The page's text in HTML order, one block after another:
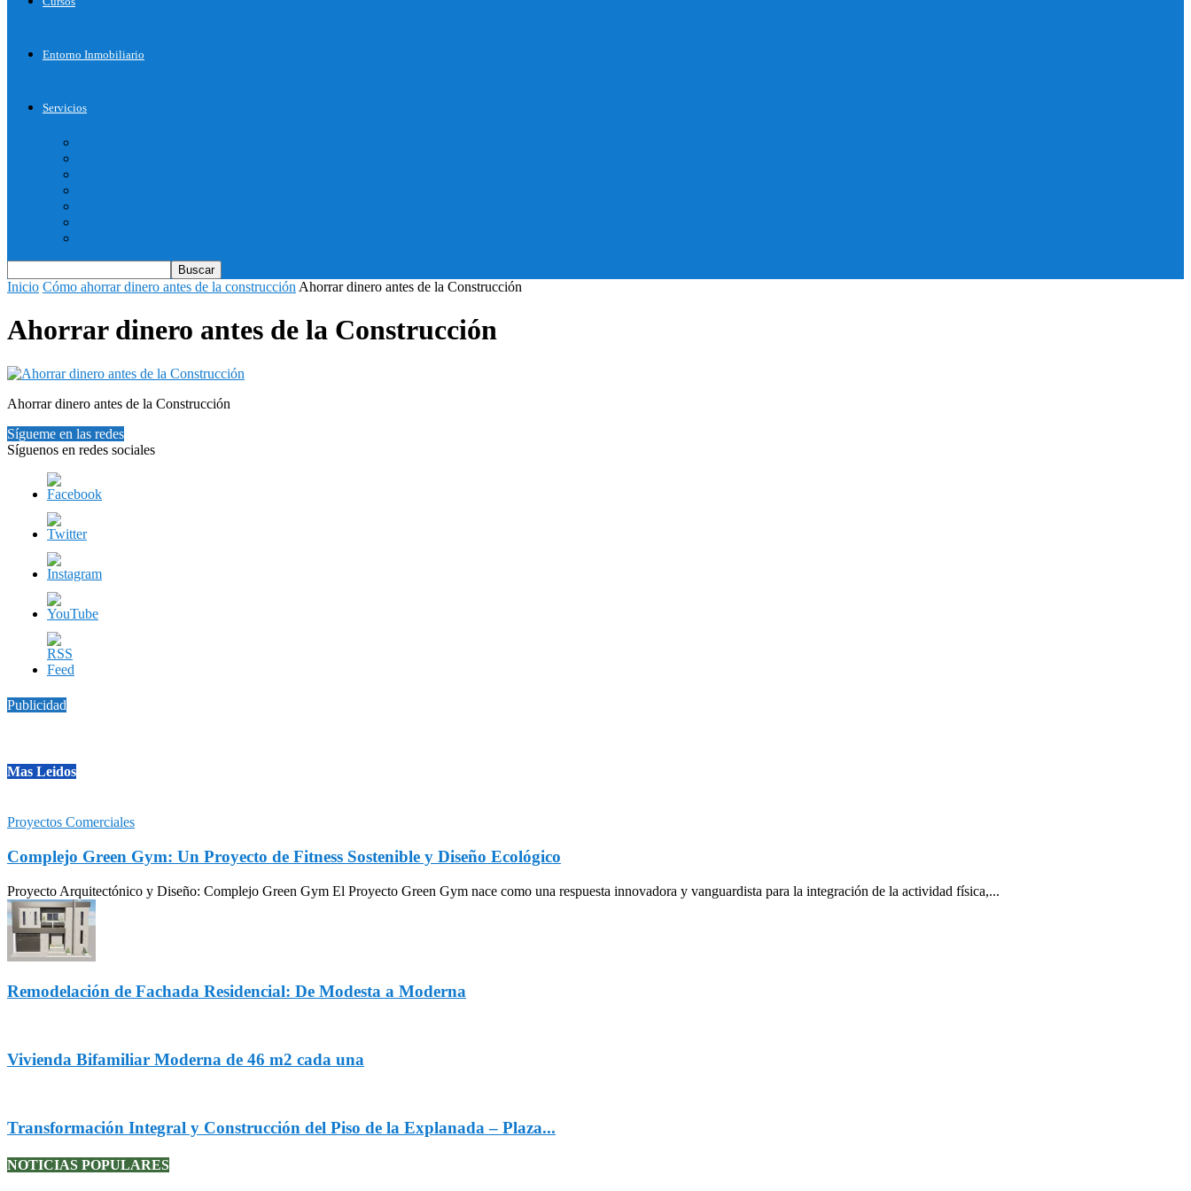
Entorno Inmobiliario
Servicios
Inicio Cómo ahorrar dinero antes de la construcción Ahorrar dinero antes de la Construcción
Ahorrar dinero antes de la Construcción
Ahorrar dinero antes de la Construcción
Sígueme en las redes
Síguenos en redes sociales
Publicidad
Mas Leidos
Proyectos Comerciales
Complejo Green Gym: Un Proyecto de Fitness Sostenible y Diseño Ecológico
Proyecto Arquitectónico y Diseño: Complejo Green Gym El Proyecto Green Gym nace como una respuesta innovadora y vanguardista para la integración de la actividad física,...
Remodelación de Fachada Residencial: De Modesta a Moderna
Vivienda Bifamiliar Moderna de 46 m2 cada una
Transformación Integral y Construcción del Piso de la Explanada – Plaza...
NOTICIAS POPULARES